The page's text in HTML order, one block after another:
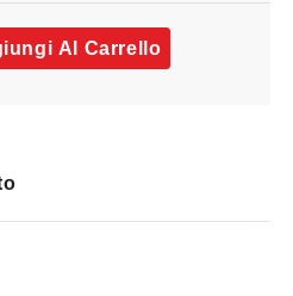
Al Carrello